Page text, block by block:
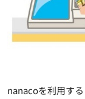
nanacoを利用す